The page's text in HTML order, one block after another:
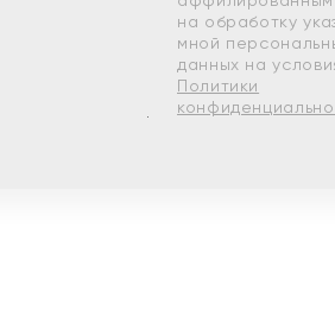
на обработку
мной
данных на
Политики